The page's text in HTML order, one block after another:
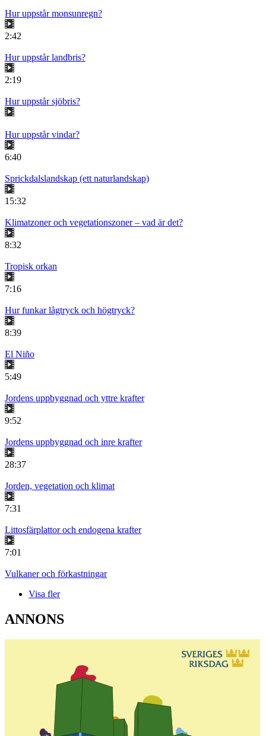
Hur uppstår monsunregn?
2:42
Hur uppstår landbris?
2:19
Hur uppstår sjöbris?
Hur uppstår vindar?
6:40
Sprickdalslandskap (ett naturlandskap)
15:32
Klimatzoner och vegetationszoner – vad är det?
8:32
Tropisk orkan
7:16
Hur funkar lågtryck och högtryck?
8:39
El Niño
5:49
Jordens uppbyggnad och yttre krafter
9:52
Jordens uppbyggnad och inre krafter
28:37
Jorden, vegetation och klimat
7:31
Littosfärplattor och endogena krafter
7:01
Vulkaner och förkastningar
Visa fler
ANNONS